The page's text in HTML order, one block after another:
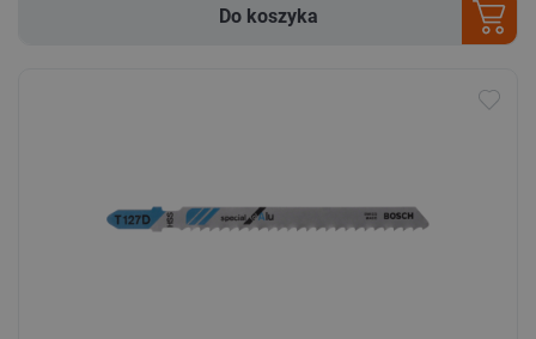
Do koszyka